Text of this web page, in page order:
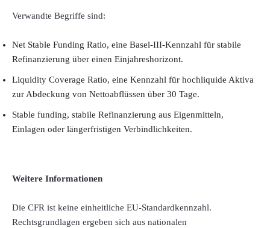
Verwandte Begriffe sind:
Net Stable Funding Ratio, eine Basel-III-Kennzahl für stabile
Refinanzierung über einen Einjahreshorizont.
Liquidity Coverage Ratio, eine Kennzahl für hochliquide Aktiva
zur Abdeckung von Nettoabflüssen über 30 Tage.
Stable funding, stabile Refinanzierung aus Eigenmitteln,
Einlagen oder längerfristigen Verbindlichkeiten.
Weitere Informationen
Die CFR ist keine einheitliche EU-Standardkennzahl.
Rechtsgrundlagen ergeben sich aus nationalen